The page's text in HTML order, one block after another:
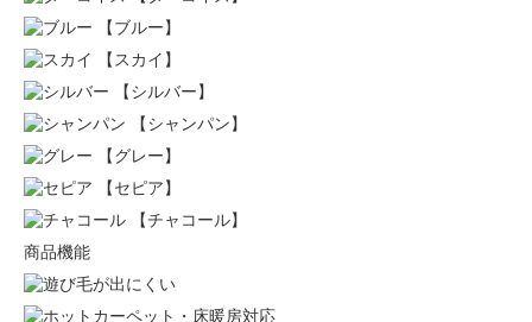
【ブルー】
【スカイ】
【シルバー】
【シャンパン】
【グレー】
【セピア】
【チャコール】
商品機能